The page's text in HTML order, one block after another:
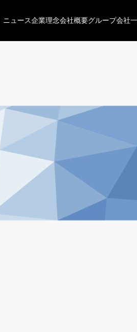
ニュース企業理念会社概要グループ会社